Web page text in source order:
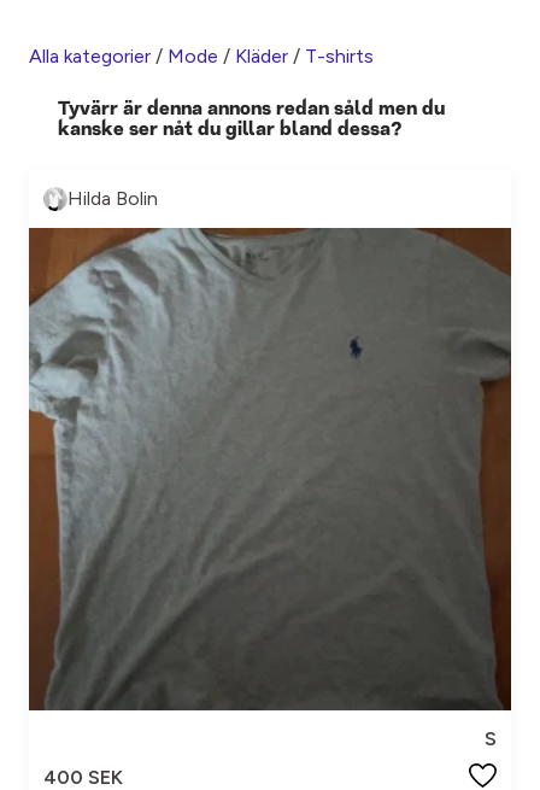
Alla kategorier / Mode / Kläder / T-shirts
Tyvärr är denna annons redan såld men du
kanske ser nåt du gillar bland dessa?
Hilda Bolin
S
400 SEK